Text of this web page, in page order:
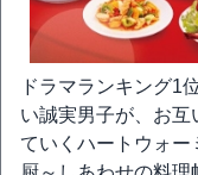
ドラマランキング1
い誠実男子が、お
ていくハートウォ